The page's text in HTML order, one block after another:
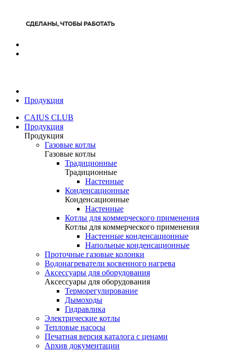
Продукция
CAIUS CLUB
Продукция
Продукция
Газовые котлы
Газовые котлы
Традиционные
Традиционные
Настенные
Конденсационные
Конденсационные
Настенные
Котлы для коммерческого применения
Котлы для коммерческого применения
Настенные конденсационные
Напольные конденсационные
Проточные газовые колонки
Водонагреватели косвенного нагрева
Аксессуары для оборудования
Аксессуары для оборудования
Терморегулирование
Дымоходы
Гидравлика
Электрические котлы
Тепловые насосы
Печатная версия каталога с ценами
Архив документации